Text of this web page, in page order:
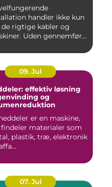
handler ikke kun
rigtige kabler og
Uden gennemført
09. Jul
effektiv løsning
og
er en maskine,
materialer som
plastik, træ, elektronik
07. Jul